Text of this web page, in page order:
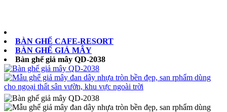
BÀN GHẾ CAFE-RESORT
BÀN GHẾ GIẢ MÂY
Bàn ghế giả mây QD-2038